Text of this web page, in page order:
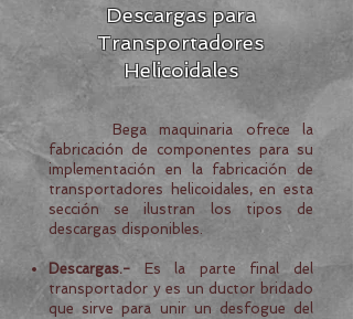
Descargas para
Transportadores
Helicoidales
Bega maquinaria ofrece la
fabricación de componentes para su
implementación en la fabricación de
transportadores helicoidales, en esta
sección se ilustran los tipos de
descargas disponibles.
Descargas.- Es la parte final del
transportador y es un ductor bridado
que sirve para unir un desfogue del